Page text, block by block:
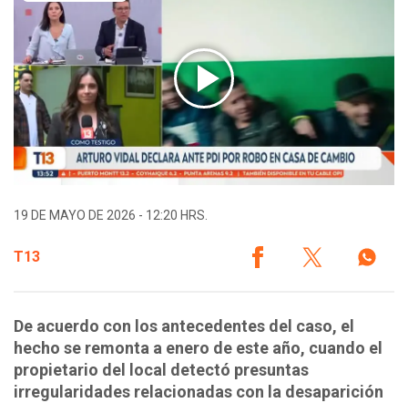
19 DE MAYO DE 2026 - 12:20 HRS.
T13
De acuerdo con los antecedentes del caso, el
hecho se remonta a enero de este año, cuando el
propietario del local detectó presuntas
irregularidades relacionadas con la desaparición